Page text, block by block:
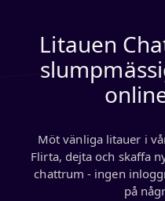
Litauen
Möt vänliga litauer i
Flirta, dejta och skaffa
chattrum - ingen
på